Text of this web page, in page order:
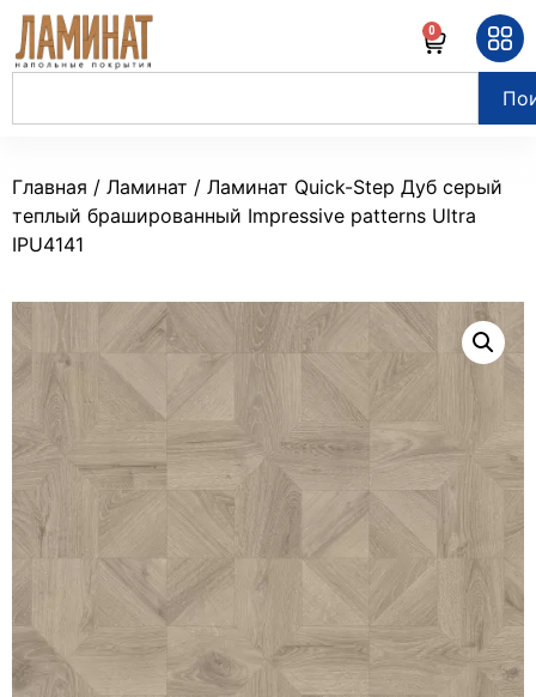
0
Главная / Ламинат / Ламинат Quick-Step Дуб серый
теплый брашированный Impressive patterns Ultra
IPU4141